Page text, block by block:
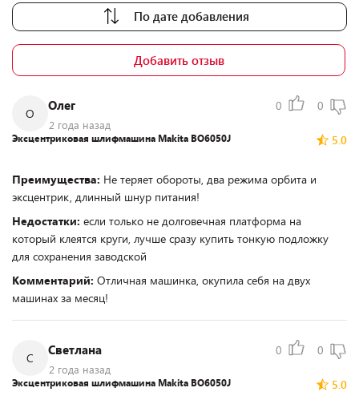
По дате добавления
Добавить отзыв
О
Олег
2 года назад
0 0
5.0
Эксцентриковая шлифмашина Makita BO6050J
Преимущества: Не теряет обороты, два режима орбита и
эксцентрик, длинный шнур питания!
Недостатки: если только не долговечная платформа на
который клеятся круги, лучше сразу купить тонкую подложку
для сохранения заводской
Комментарий: Отличная машинка, окупила себя на двух
машинах за месяц!
С
Светлана
2 года назад
0 0
5.0
Эксцентриковая шлифмашина Makita BO6050J